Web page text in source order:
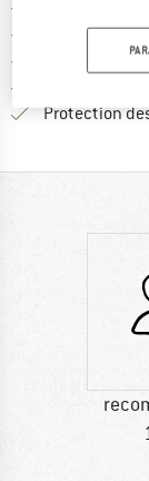
Droit de
> 4 000 000
Protection